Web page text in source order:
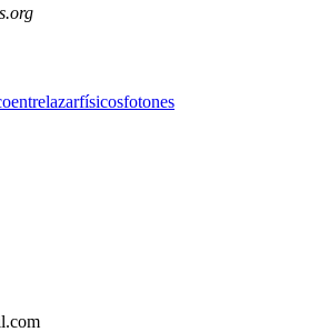
entrelazarfísicosfotones